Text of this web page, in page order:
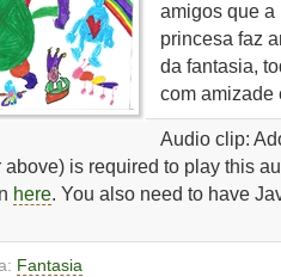
amigos que a
princesa faz
da fantasia,
com amizade
Audio clip:
above) is required to play this
here. You also need to have
Fantasia